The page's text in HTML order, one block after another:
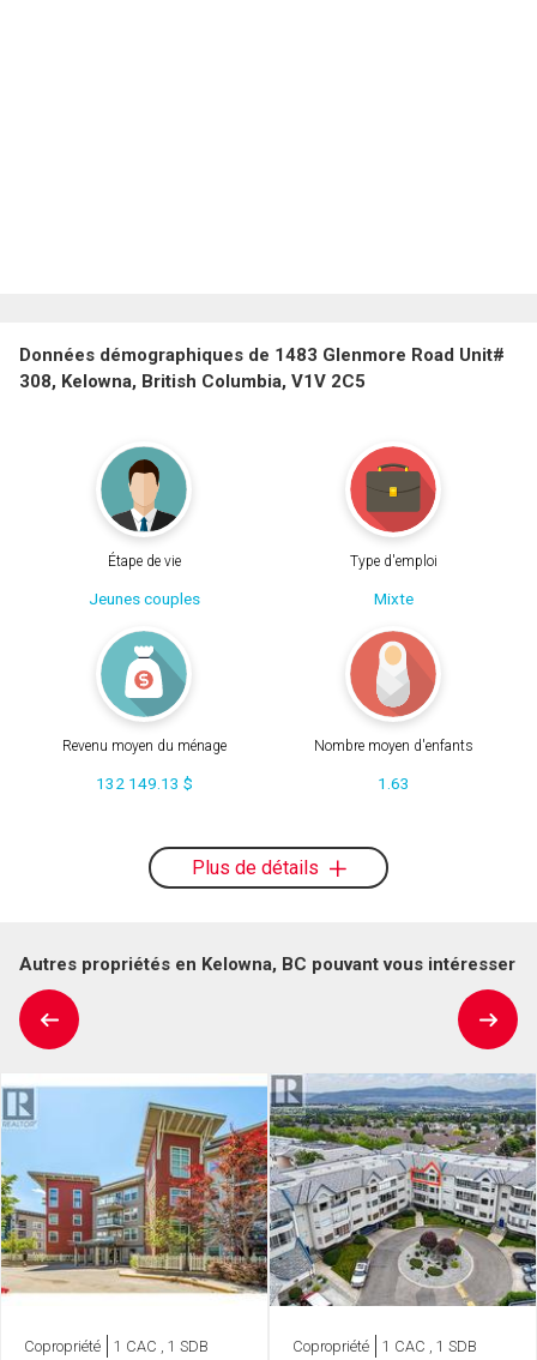
Données démographiques de 1483 Glenmore Road Unit#
308, Kelowna, British Columbia, V1V 2C5
Étape de vie
Jeunes couples
Type d'emploi
Mixte
Revenu moyen du ménage
132 149.13 $
Nombre moyen d'enfants
1.63
Plus de détails
Autres propriétés en Kelowna, BC pouvant vous intéresser
Copropriété 1 CAC , 1 SDB Copropriété 1 CAC , 1 SDB